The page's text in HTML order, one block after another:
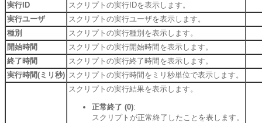
実行ID
スクリプトの実行IDを表示します。
実行ユーザ
スクリプトの実行ユーザを表示します。
種別
スクリプトの実行種別を表示します。
開始時間
スクリプトの実行開始時間を表示します。
終了時間
スクリプトの実行終了時間を表示します。
実行時間(ミリ秒) スクリプトの実行時間をミリ秒単位で表示します。
スクリプトの実行結果を表示します。
正常終了 (0):
スクリプトが正常終了したことを表します。